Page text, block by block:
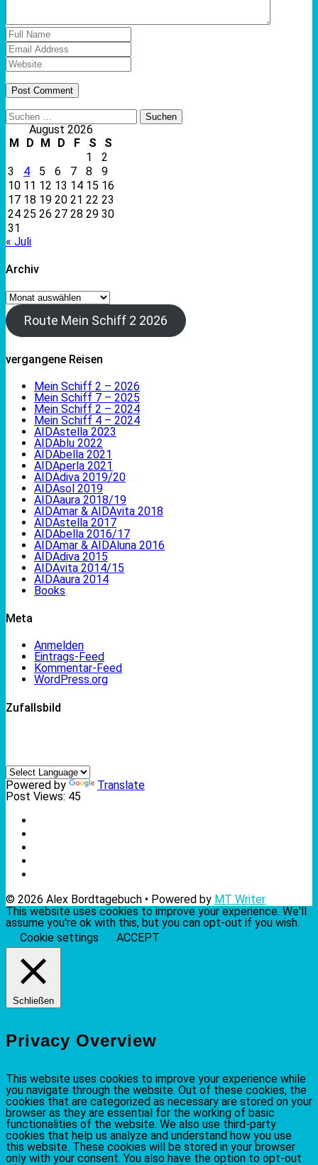
Suchen
nach:August 2026
M
D M D F S
S
1
2
3
4 5 6 7 8
9
10 11 12 13 14 15 16
17 18 19 20 21 22 23
24 25 26 27 28 29 30
31
« Juli
Archiv
Archiv
Route Mein Schiff 2 2026
vergangene Reisen
Mein Schiff 2 – 2026
Mein Schiff 7 – 2025
Mein Schiff 2 – 2024
Mein Schiff 4 – 2024
AIDAstella 2023
AIDAblu 2022
AIDAbella 2021
AIDAperla 2021
AIDAdiva 2019/20
AIDAsol 2019
AIDAaura 2018/19
AIDAmar & AIDAvita 2018
AIDAstella 2017
AIDAbella 2016/17
AIDAmar & AIDAluna 2016
AIDAdiva 2015
AIDAvita 2014/15
AIDAaura 2014
Books
Meta
Anmelden
Eintrags-Feed
Kommentar-Feed
WordPress.org
Zufallsbild
Powered by
Translate
Post Views: 45
© 2026 Alex Bordtagebuch • Powered by MT Writer
This website uses cookies to improve your experience. We'll
assume you're ok with this, but you can opt-out if you wish.
Cookie settings
ACCEPT
Schließen
Privacy Overview
This website uses cookies to improve your experience while
you navigate through the website. Out of these cookies, the
cookies that are categorized as necessary are stored on your
browser as they are essential for the working of basic
functionalities of the website. We also use third-party
cookies that help us analyze and understand how you use
this website. These cookies will be stored in your browser
only with your consent. You also have the option to opt-out